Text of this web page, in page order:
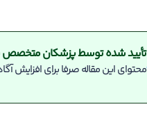
تأیید شده توسط پزشکان متخصص
محتوای این مقاله صرفا برای افزایش